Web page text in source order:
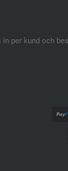
per kund och